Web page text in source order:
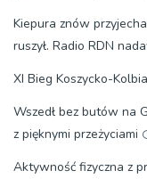
Kiepura znów
ruszył. Radio RDN
XI Bieg Koszycko-
Wszedł bez butów na
z pięknymi przeżyciami
Aktywność fizyczna z